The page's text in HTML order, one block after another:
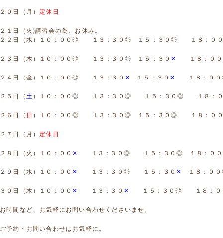
２０日（月） 定休日
２１日（火)講習会の為、お休み。
２２日（水）１０：００◎
１３：３０◎ １５：３０◎ １８：０
２３日（木）１０：００◎ １３：３０ ◎ １５：３０ ✕ １８：０
２４日（金）１０：００◎ １３：３０ ✕ １５：３０ ✕ １８：０
２５日（ 土 ）１０：００◎ １３：３０◎ １５：３０◎ １８：
２６日（ 日 ） １０：００◎ １３：３０◎ １５：３０◎ １８：０
２７日（月 ） 定休日
２８日（火）１０：００ ✕ １３：３０◎ １５：３０◎ １８：０
２９ 日（水）１０：００ ✕ １３：３０◎ １５：３０ ✕ １８：０
３０日（木）１０：００ ✕ １３：３０ ✕ １５：３０◎ １８：０
お時間など、お気軽にお問い合わせくださいませ。
ご予約・お問い合わせはお気軽に。